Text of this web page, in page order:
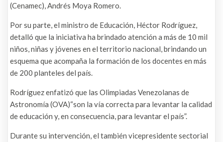
(Cenamec), Andrés Moya Romero.
Por su parte, el ministro de Educación, Héctor Rodríguez,
detalló que la iniciativa ha brindado atención a más de 10 mil
niños, niñas y jóvenes en el territorio nacional, brindando un
esquema que acompaña la formación de los docentes en más
de 200 planteles del país.
Rodríguez enfatizó que las Olimpiadas Venezolanas de
Astronomía (OVA)“son la vía correcta para levantar la calidad
de educación y, en consecuencia, para levantar el país”.
Durante su intervención, el también vicepresidente sectorial